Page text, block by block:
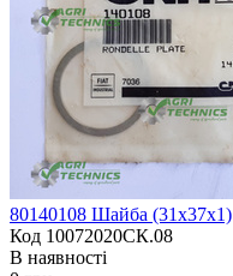
80140108 Шайба (31х37х1)
Код 10072020СК.08
В наявності